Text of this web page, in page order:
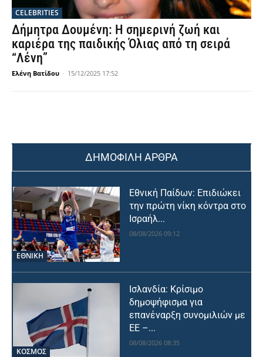
CELEBRITIES
Δήμητρα Δουμένη: Η σημερινή ζωή και
καριέρα της παιδικής Όλιας από τη σειρά
“Λένη”
Ελένη Βατίδου - 15/12/2025 17:52
ΔΗΜΟΦΙΛΗ ΑΡΘΡΑ
ΕΘΝΙΚΉ
Εθνική Παίδων: Επιδιώκει
την πρώτη νίκη κόντρα στο
Ισραήλ...
08/08/2026 09:12
ΚΟΣΜΟΣ
Ισλανδία: Κρίσιμο
δημοψήφισμα για
επανέναρξη συνομιλιών με
ΕΕ –...
08/08/2026 08:35